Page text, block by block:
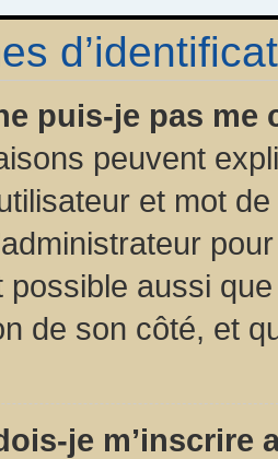
puis-je pas me
peuvent
et mot
possible aussi
de son côté, et
je m’inscrire